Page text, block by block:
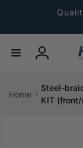
Log
Home
Steel-
KIT (front/